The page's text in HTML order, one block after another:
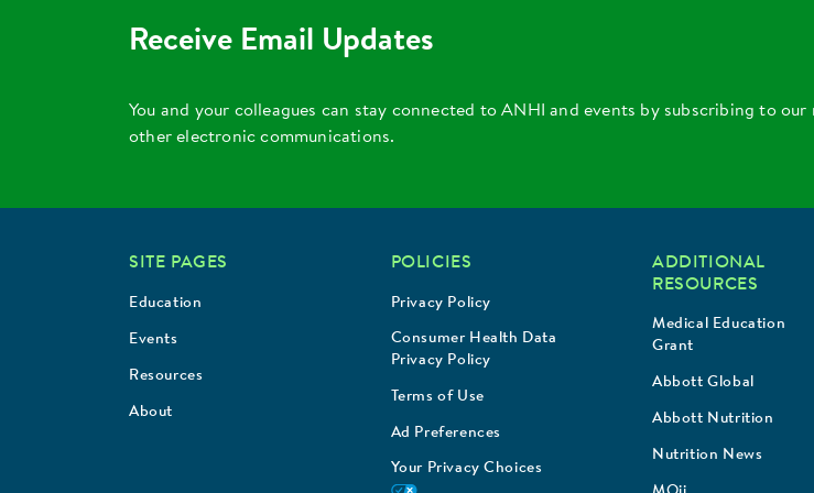
Receive Email Updates
You and your colleagues can stay connected to ANHI and events by subscribing to
other electronic communications.
SITE PAGES
Education
Events
Resources
About
POLICIES
Privacy Policy
Consumer Health Data
Privacy Policy
Terms of Use
Ad Preferences
Your Privacy Choices
ADDITIONAL
RESOURCES
Medical Education
Grant
Abbott Global
Abbott Nutrition
Nutrition News